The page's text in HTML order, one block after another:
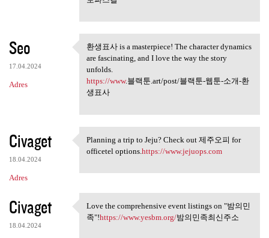
Seo
17.04.2024
Adres
환생표사 is a masterpiece! The
환생표사 is a masterpiece! The character dynamics
are fascinating, and I love the way the story
unfolds.
https://www.블랙툰.art/post/블랙툰-웹툰-소개-환
생표사
Civaget
18.04.2024
Adres
Planning a trip to Jeju?
Planning a trip to Jeju? Check out 제주오피 for
officetel options. https://www.jejuops.com
Civaget
18.04.2024
Love the comprehensive event
Love the comprehensive event listings on "밤의민
족"!https://www.yesbm.org/밤의민족최신주소